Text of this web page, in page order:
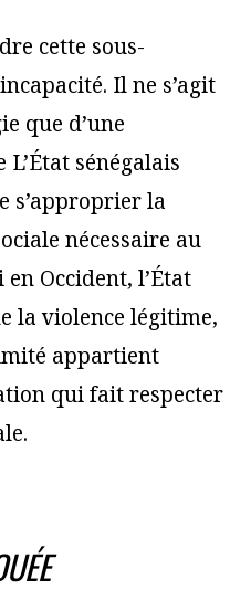
cette sous-
Il ne s’agit
que d’une
sénégalais
s’approprier la
nécessaire au
Occident, l’État
la violence légitime,
appartient
qui fait respecter